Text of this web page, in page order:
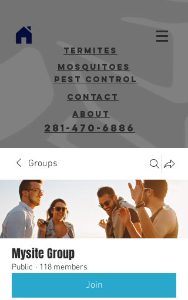
termites
mosquitoes
Pest Control
contact
about
281-470-6886
Groups
Mysite Group
Public · 118 members
Join